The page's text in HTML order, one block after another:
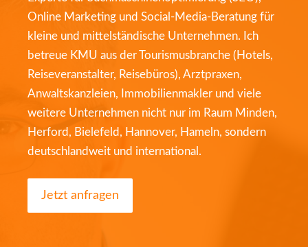
Online Marketing und Social-Media-Beratung für
kleine und mittelständische Unternehmen. Ich
betreue KMU aus der Tourismusbranche (Hotels,
Reiseveranstalter, Reisebüros), Arztpraxen,
Anwaltskanzleien, Immobilienmakler und viele
weitere Unternehmen nicht nur im Raum Minden,
Herford, Bielefeld, Hannover, Hameln, sondern
deutschlandweit und international.
Jetzt anfragen